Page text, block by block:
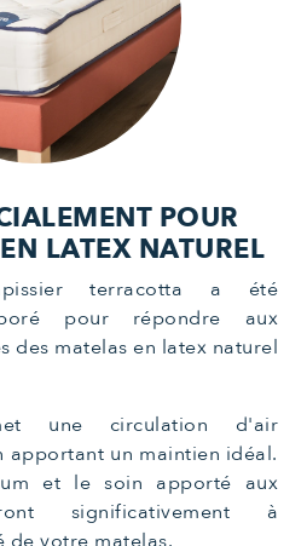
POUR
LATEX NATUREL
terracotta a été
pour répondre aux
des matelas en latex naturel
une circulation d'air
apportant un maintien idéal.
et le soin apporté aux
significativement à